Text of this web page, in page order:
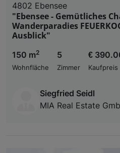
4802 Ebensee
"Ebensee - Gemütliches
Wanderparadies
Ausblick"
150 m2
Wohnfläche
5
Zimmer
€
Kaufpreis
Siegfried Seidl
MIA Real Estate